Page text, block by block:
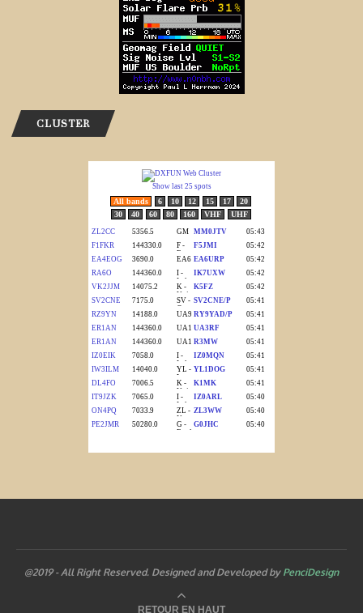
CLUSTER
@2019 - All Right Reserved. Designed and Developed by PenciDesign
RETOUR EN HAUT